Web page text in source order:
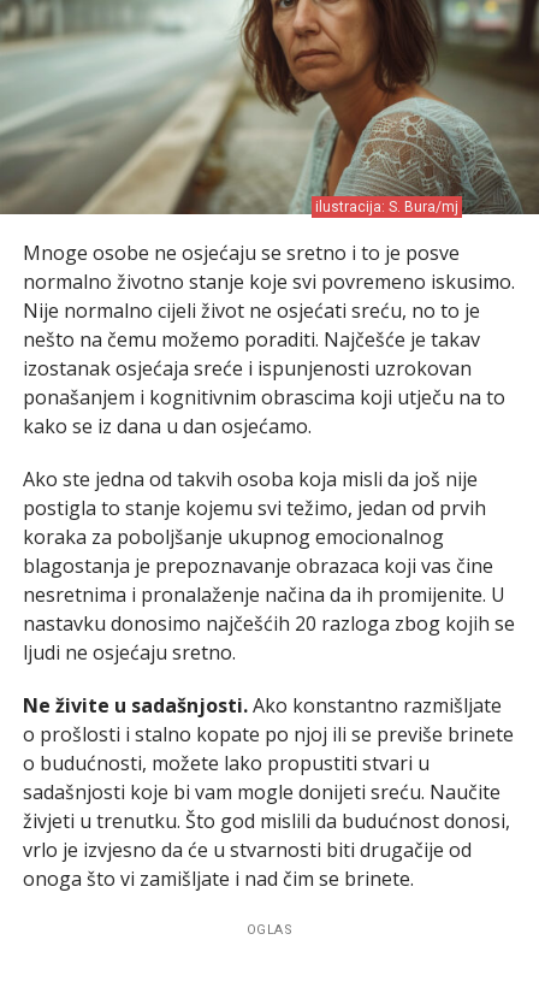
ilustracija: S. Bura/mj
Mnoge osobe ne osjećaju se sretno i to je posve
normalno životno stanje koje svi povremeno iskusimo.
Nije normalno cijeli život ne osjećati sreću, no to je
nešto na čemu možemo poraditi. Najčešće je takav
izostanak osjećaja sreće i ispunjenosti uzrokovan
ponašanjem i kognitivnim obrascima koji utječu na to
kako se iz dana u dan osjećamo.
Ako ste jedna od takvih osoba koja misli da još nije
postigla to stanje kojemu svi težimo, jedan od prvih
koraka za poboljšanje ukupnog emocionalnog
blagostanja je prepoznavanje obrazaca koji vas čine
nesretnima i pronalaženje načina da ih promijenite. U
nastavku donosimo najčešćih 20 razloga zbog kojih se
ljudi ne osjećaju sretno.
Ne živite u sadašnjosti.Ako konstantno razmišljate
o prošlosti i stalno kopate po njoj ili se previše brinete
o budućnosti, možete lako propustiti stvari u
sadašnjosti koje bi vam mogle donijeti sreću. Naučite
živjeti u trenutku. Što god mislili da budućnost donosi,
vrlo je izvjesno da će u stvarnosti biti drugačije od
onoga što vi zamišljate i nad čim se brinete.
OGLAS